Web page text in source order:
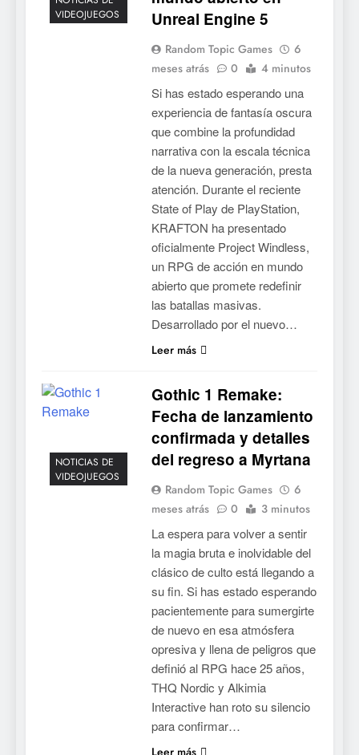
VIDEOJUEGOS
Unreal Engine 5
Random Topic Games
6
meses atrás
0 4 minutos
Si has estado esperando una
experiencia de fantasía oscura
que combine la profundidad
narrativa con la escala técnica
de la nueva generación, presta
atención. Durante el reciente
State of Play de PlayStation,
KRAFTON ha presentado
oficialmente Project Windless,
un RPG de acción en mundo
abierto que promete redefinir
las batallas masivas.
Desarrollado por el nuevo…
Leer más
NOTICIAS DE
VIDEOJUEGOS
Gothic 1 Remake:
Fecha de lanzamiento
confirmada y detalles
del regreso a Myrtana
Random Topic Games
6
meses atrás
0 3 minutos
La espera para volver a sentir
la magia bruta e inolvidable del
clásico de culto está llegando a
su fin. Si has estado esperando
pacientemente para sumergirte
de nuevo en esa atmósfera
opresiva y llena de peligros que
definió al RPG hace 25 años,
THQ Nordic y Alkimia
Interactive han roto su silencio
para confirmar…
Leer más